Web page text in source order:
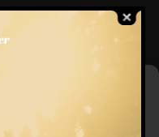
wij en onze partners